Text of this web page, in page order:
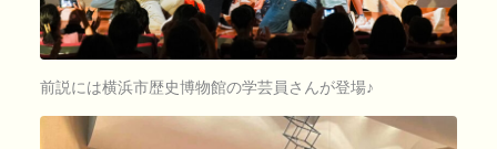
前説には横浜市歴史博物館の学芸員さんが登場♪